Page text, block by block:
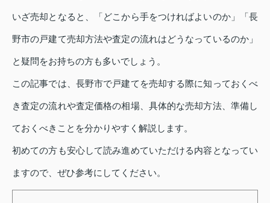
いざ売却となると、「どこから手をつければよいのか」「長
野市の戸建て売却方法や査定の流れはどうなっているのか」
と疑問をお持ちの方も多いでしょう。
この記事では、長野市で戸建てを売却する際に知っておくべ
き査定の流れや査定価格の相場、具体的な売却方法、準備し
ておくべきことを分かりやすく解説します。
初めての方も安心して読み進めていただける内容となってい
ますので、ぜひ参考にしてください。